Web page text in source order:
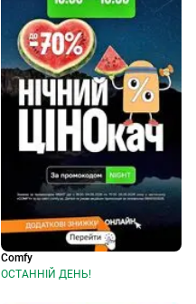
Comfy
ОСТАННІЙ ДЕНЬ!